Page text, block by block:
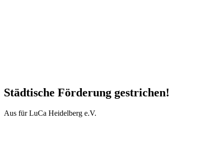
Städtische Förderung gestrichen!
Aus für LuCa Heidelberg e.V.